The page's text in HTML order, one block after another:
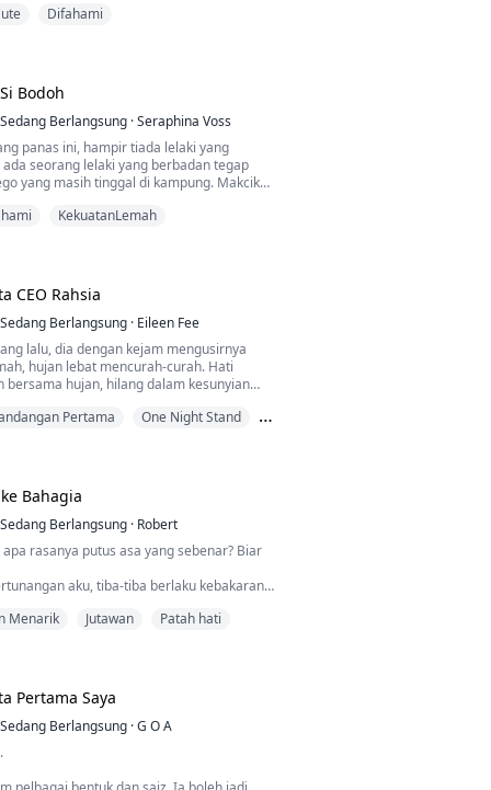
ramai wanita cantik...
Difahami
Bodoh
Sedang Berlangsung ·Seraphina Voss
panas ini, hampir tiada lelaki yang
seorang lelaki yang berbadan tegap
yang masih tinggal di kampung. Makcik
kerja. Tapi mereka tak tahu yang Si Bego
KekuatanLemah
CEO Rahsia
Sedang Berlangsung · Eileen Fee
lalu, dia dengan kejam mengusirnya
hujan lebat mencurah-curah. Hati
bersama hujan, hilang dalam kesunyian
hatinya.
Raymond membencinya sepenuh hati,
bahawa selepas malam itu, Raymond
berita tentangnya di seluruh dunia.
semula, dikelilingi oleh ramai CEO, dia
Pertama
One Night Stand
Bahagia
Sedang Berlangsung · Robert
rasanya putus asa yang sebenar? Biar
aku, tiba-tiba berlaku kebakaran.
datang untuk selamatkan aku—dia
Menarik Jutawan Patah hati
Pertama Saya
Sedang Berlangsung ·G O A